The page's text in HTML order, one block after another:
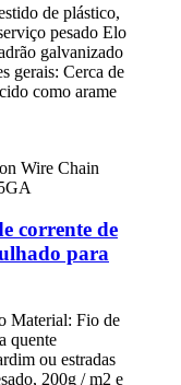
de plástico,
pesado Elo
galvanizado
gerais: Cerca de
como arame
corrente de
para
Material: Fio de
quente
ou estradas
200g / m2 e